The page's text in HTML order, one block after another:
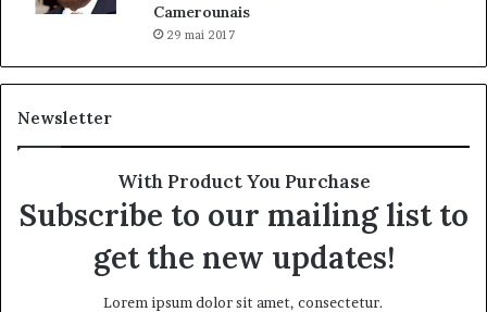
Camerounais
29 mai 2017
Newsletter
With Product You Purchase
Subscribe to our mailing list to
get the new updates!
Lorem ipsum dolor sit amet, consectetur.